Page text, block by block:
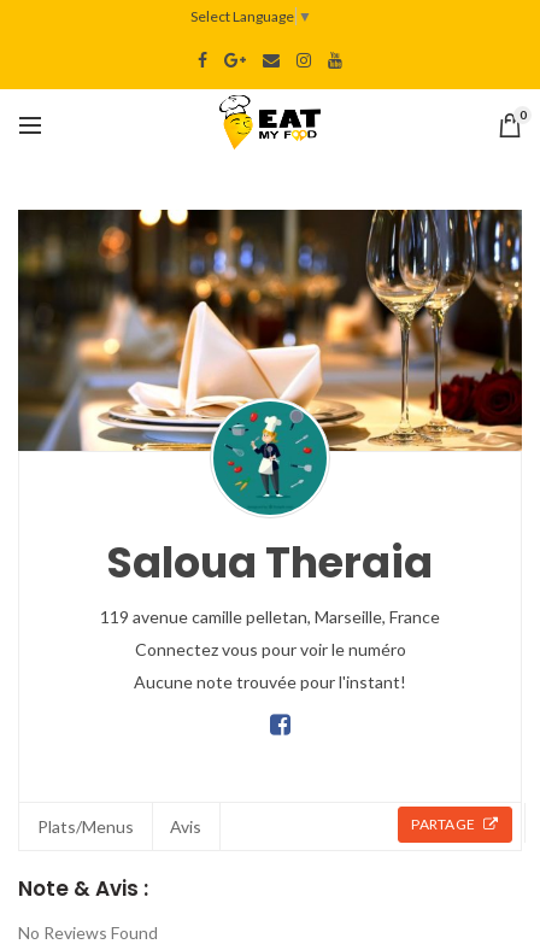
Select Language ▼
0
Saloua Theraia
119 avenue camille pelletan, Marseille, France
Connectez vous pour voir le numéro
Aucune note trouvée pour l'instant!
Plats/Menus Avis PARTAGE
Note & Avis :
No Reviews Found